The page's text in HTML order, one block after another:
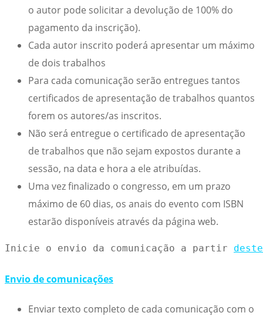
o autor pode solicitar a devolução de 100% do
pagamento da inscrição).
Cada autor inscrito poderá apresentar um máximo
de dois trabalhos
Para cada comunicação serão entregues tantos
certificados de apresentação de trabalhos quantos
forem os autores/as inscritos.
Não será entregue o certificado de apresentação
de trabalhos que não sejam expostos durante a
sessão, na data e hora a ele atribuídas.
Uma vez finalizado o congresso, em um prazo
máximo de 60 dias, os anais do evento com ISBN
estarão disponíveis através da página web.
Inicie o envio da comunicação a partir
Envio de comunicações
Enviar texto completo de cada comunicação com o